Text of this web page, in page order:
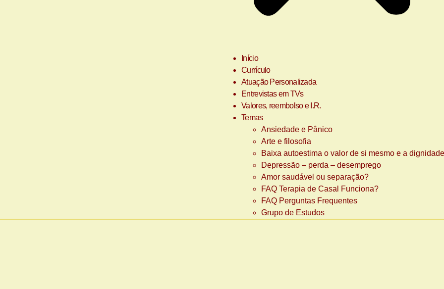
Início
Currículo
Atuação Personalizada
Entrevistas em TVs
Valores, reembolso e I.R.
Temas
Ansiedade e Pânico
Arte e filosofia
Baixa autoestima o valor de si mesmo e a dignidade
Depressão – perda – desemprego
Amor saudável ou separação?
FAQ Terapia de Casal Funciona?
FAQ Perguntas Frequentes
Grupo de Estudos